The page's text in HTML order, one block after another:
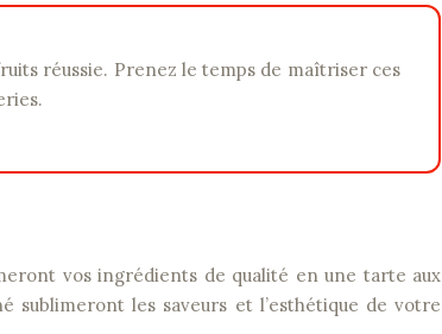
vos ingrédients de qualité en une tarte aux
sublimeront les saveurs et l’esthétique de votre